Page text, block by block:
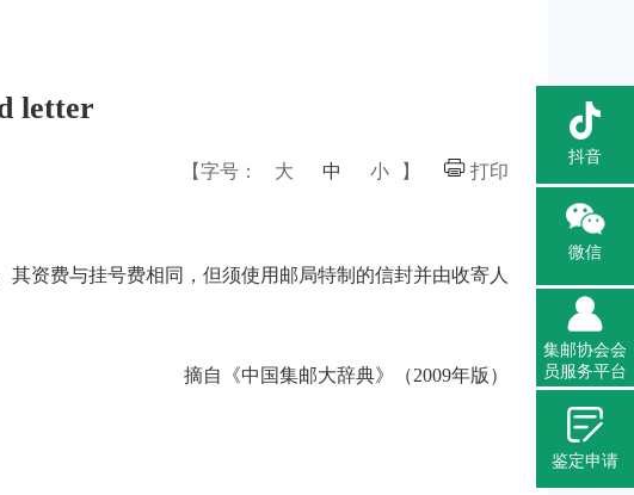
letter
打印
【字号： 大 中 小 】
资费与挂号费相同，但须使用邮局特制的信封并由收寄人
摘自《中国集邮大辞典》（2009年版）
抖音
微信
集邮协会会
员服务平台
鉴定申请